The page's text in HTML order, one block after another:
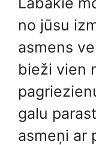
no jūsu
asmens
bieži vien
galu
asmeņi ar